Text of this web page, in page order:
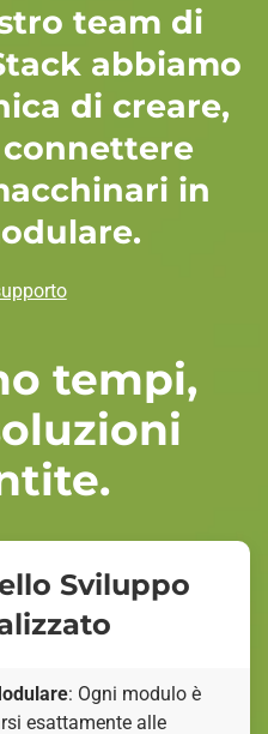
team di
abbiamo
di creare,
in
tempi,
Sviluppo
: Ogni modulo è
esattamente alle